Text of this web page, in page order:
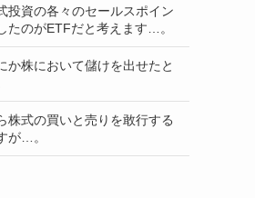
投資の各々のセールスポイン
たのがETFだと考えます…。
か株において儲けを出せたと
株式の買いと売りを敢行する
が…。